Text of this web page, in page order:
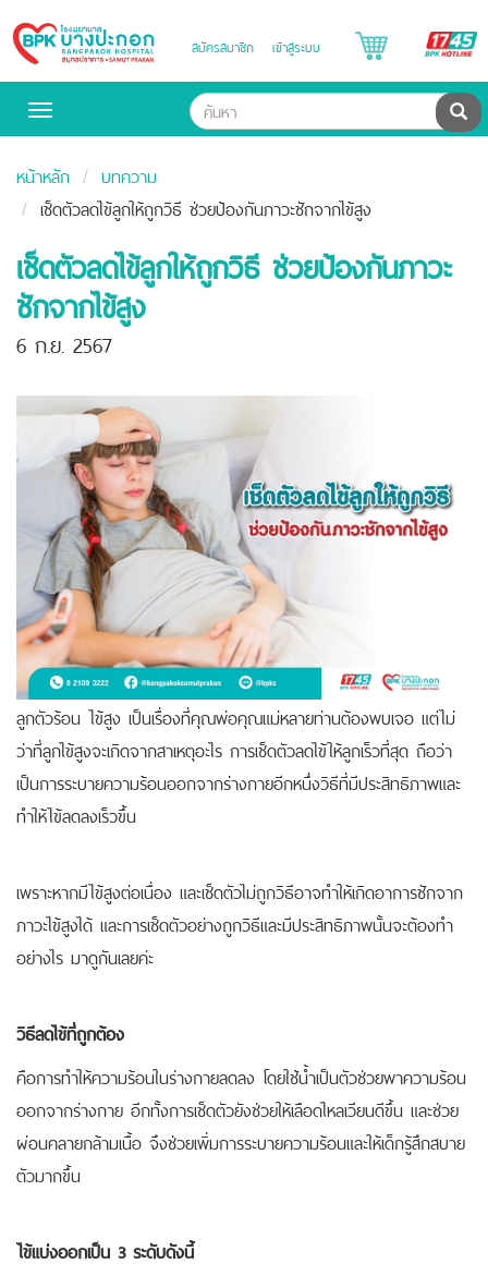
Bangpakok
Hospital
สมัครสมาชิก เข้าสู่ระบบ
Toggle
ค้น
หน้าหลัก
บทความ
เช็ดตัวลดไข้ลูกให้ถูกวิธี ช่วยป้องกันภาวะชักจากไข้สูง
เช็ดตัวลดไข้ลูกให้ถูกวิธี ช่วยป้องกันภาวะ
ชักจากไข้สูง
6 ก.ย. 2567
ลูกตัวร้อน ไข้สูง เป็นเรื่องที่คุณพ่อคุณแม่หลายท่านต้องพบเจอ แต่ไม่
ว่าที่ลูกไข้สูงจะเกิดจากสาเหตุอะไร การเช็ดตัวลดไข้ให้ลูกเร็วที่สุด ถือว่า
เป็นการระบายความร้อนออกจากร่างกายอีกหนึ่งวิธีที่มีประสิทธิภาพและ
ทำให้ไข้ลดลงเร็วขึ้น
เพราะหากมีไข้สูงต่อเนื่อง และเช็ดตัวไม่ถูกวิธีอาจทำให้เกิดอาการชักจาก
ภาวะไข้สูงได้ และการเช็ดตัวอย่างถูกวิธีและมีประสิทธิภาพนั้นจะต้องทำ
อย่างไร มาดูกันเลยค่ะ
วิธีลดไข้ที่ถูกต้อง
คือการทำให้ความร้อนในร่างกายลดลง โดยใช้น้ำเป็นตัวช่วยพาความร้อน
ออกจากร่างกาย อีกทั้งการเช็ดตัวยังช่วยให้เลือดไหลเวียนดีขึ้น และช่วย
ผ่อนคลายกล้ามเนื้อ จึงช่วยเพิ่มการระบายความร้อนและให้เด็กรู้สึกสบาย
ตัวมากขึ้น
ไข้แบ่งออกเป็น 3 ระดับดังนี้